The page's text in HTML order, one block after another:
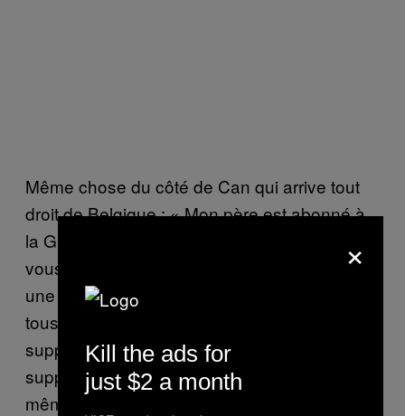
Même chose du côté de Can qui arrive tout
droit de Belgique : « Mon père est abonné à
la Galatasaray depuis longtemps et je peux
vous dire que lorsque la sélection participe à
une grande compétition on oublie presque
tous notre club. Alors oui, bien sûr, un
supporter de Galatasaray n’aimera jamais un
supporter de Fenerbahçe ou de Besiktas, ou
même de Trabzon, mais on sait faire la part
×
Kill the ads for
just $2 a month